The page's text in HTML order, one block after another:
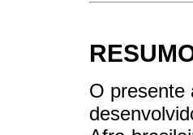
O presente